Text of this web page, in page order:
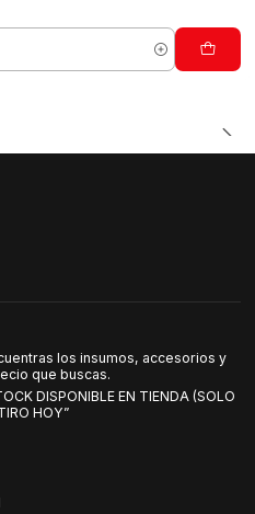
los insumos, accesorios y
que buscas.
DISPONIBLE EN TIENDA (SOLO
HOY”